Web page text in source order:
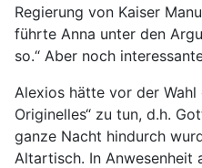
Regierung von Kaiser
führte Anna unter den
so.“ Aber noch
Alexios hätte vor der Wahl
Originelles“ zu tun, d.h.
ganze Nacht hindurch
Altartisch. In Anwesenheit